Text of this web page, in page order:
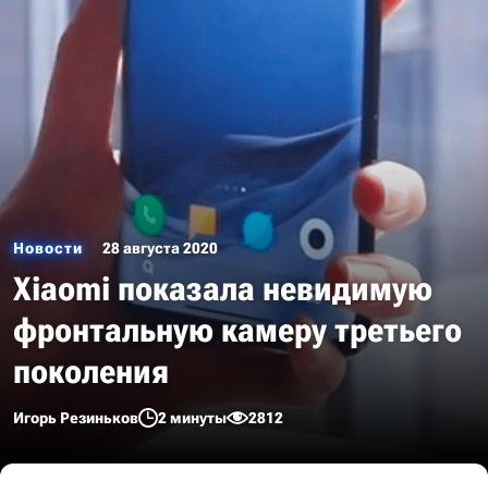
Новости 28 августа 2020
Xiaomi показала невидимую
фронтальную камеру третьего
поколения
Игорь Резиньков 2 минуты 2812